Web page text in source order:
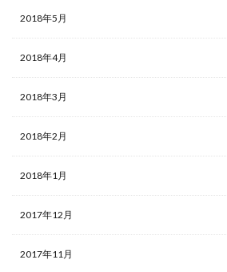
2018年5月
2018年4月
2018年3月
2018年2月
2018年1月
2017年12月
2017年11月